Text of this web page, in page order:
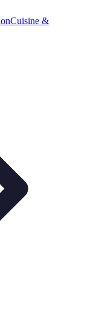
Cuisine &